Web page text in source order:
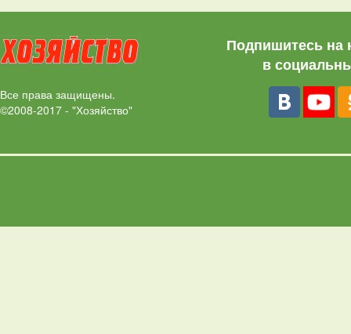
Все права защищены.
©2008-2017 - "Хозяйство"
Подпишитесь на
в